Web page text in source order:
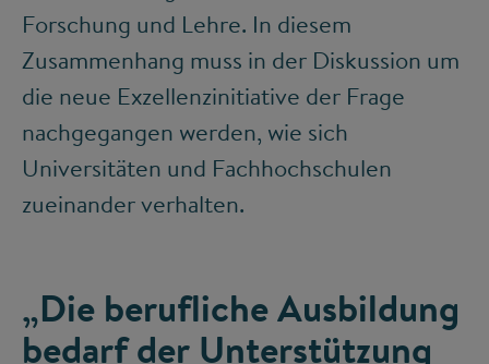
Forschung und Lehre. In diesem
Zusammenhang muss in der Diskussion um
die neue Exzellenzinitiative der Frage
nachgegangen werden, wie sich
Universitäten und Fachhochschulen
zueinander verhalten.
„Die berufliche Ausbildung
bedarf der Unterstützung